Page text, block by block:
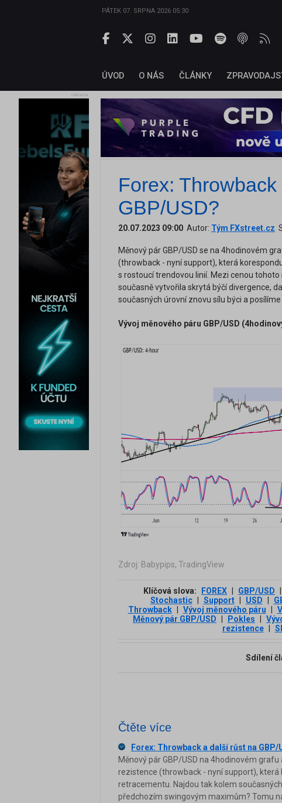
PÁTEK 07. SRPNA 2026 05:30
ÚVOD O NÁS ČLÁNKY
reklama
Forex:
GBP/USD?
20.07.2023 09:00 Autor: Tým FXstreet.cz
Měnový pár GBP/USD se na 4hodinovém
(throwback - nyní support), která
s rostoucí trendovou linií. Mezi cenou
současně vytvořila skrytá býčí divergence,
současných úrovní znovu sílu býci a
Vývoj měnového páru GBP/USD
Zdroj: Babypips, TradingView
Klíčová slova: FOREX GBP/USD
Stochastic
Support USD
Throwback
Vývoj měnového páru
Měnový pár GBP/USD
Pokles
rezistence
Sdílení
Čtěte více
Forex: Throwback a další růst na GBP/
Měnový pár GBP/USD na 4hodinovém
rezistence (throwback - nyní support), která
retracementu. Najdou tak kolem
předchozím swingovým maximům? Tomu